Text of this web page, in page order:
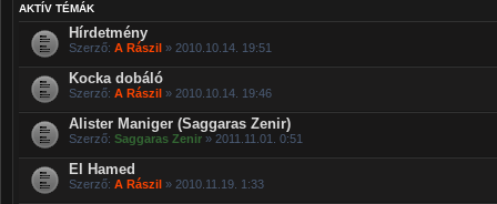
AKTÍV TÉMÁK
Hírdetmény
Szerző: A Rászil » 2010.10.14. 19:51
Kocka dobáló
Szerző: A Rászil » 2010.10.14. 19:46
Alister Maniger (Saggaras Zenir)
Szerző: Saggaras Zenir » 2011.11.01. 0:51
El Hamed
Szerző: A Rászil » 2010.11.19. 1:33